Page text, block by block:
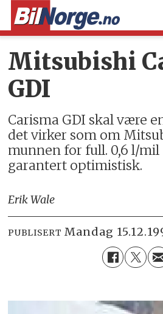
Mitsubishi
GDI
Carisma GDI skal være
det virker som om
munnen for full. 0,6 l/
garantert optimistisk.
Erik Wale
PUBLISERT mandag